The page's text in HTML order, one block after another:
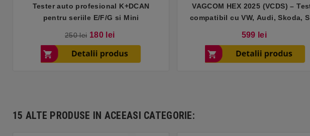
Tester auto profesional K+DCAN
pentru seriile E/F/G si Mini
250 lei 180 lei
baza
VAGCOM HEX 2025 (VCDS) –
compatibil cu VW, Audi, Skoda,
599 lei
15 ALTE PRODUSE IN ACEEASI CATEGORIE: